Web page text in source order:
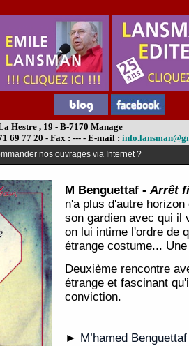
Hestre , 19 - B-7170 Manage
69 77 20 - Fax : --- - E-mail :
nos ouvrages via Internet ?
M Benguettaf -Arrêt
n'a plus d'autre
son gardien avec qui il
on lui intime l'ordre de
étrange costume...
Deuxième rencontre
étrange et fascinant
conviction.
► M’hamed